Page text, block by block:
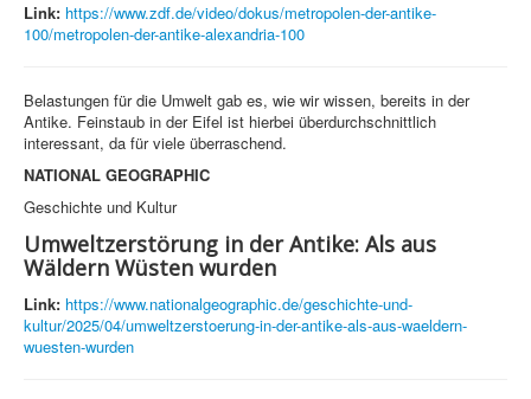
Link: https://www.zdf.de/video/dokus/metropolen-der-antike-
100/metropolen-der-antike-alexandria-100
Belastungen für die Umwelt gab es, wie wir wissen, bereits in der
Antike. Feinstaub in der Eifel ist hierbei überdurchschnittlich
interessant, da für viele überraschend.
NATIONAL GEOGRAPHIC
Geschichte und Kultur
Umweltzerstörung in der Antike: Als aus
Wäldern Wüsten wurden
Link: https://www.nationalgeographic.de/geschichte-und-
kultur/2025/04/umweltzerstoerung-in-der-antike-als-aus-waeldern-
wuesten-wurden